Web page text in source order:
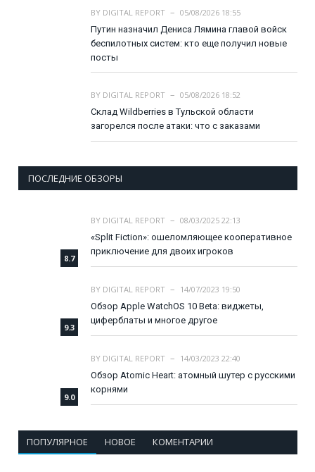
BY DIGITAL REPORT
05/08/2026 18:55
Путин назначил Дениса Лямина главой войск
беспилотных систем: кто еще получил новые
посты
BY DIGITAL REPORT
05/08/2026 18:52
Склад Wildberries в Тульской области
загорелся после атаки: что с заказами
ПОСЛЕДНИЕ ОБЗОРЫ
8.7
BY DIGITAL REPORT
08/03/2025 22:13
«Split Fiction»: ошеломляющее кооперативное
приключение для двоих игроков
9.3
BY DIGITAL REPORT
14/07/2023 19:50
Обзор Apple WatchOS 10 Beta: виджеты,
циферблаты и многое другое
9.0
BY DIGITAL REPORT
14/03/2023 22:40
Обзор Atomic Heart: атомный шутер с русскими
корнями
ПОПУЛЯРНОЕ НОВОЕ КОМЕНТАРИИ